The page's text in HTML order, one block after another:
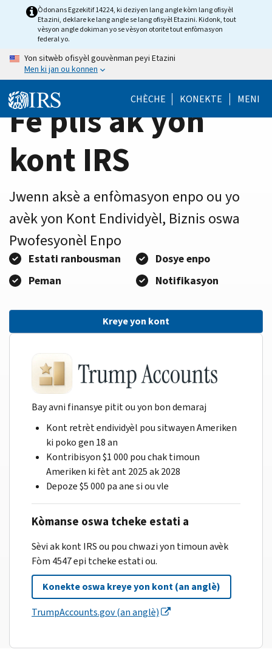
HomeÒdonans Egzekitif 14224, ki deziyen lang angle kòm lang ofisyèl
Etazini, deklare ke lang angle se lang ofisyèl Etazini. Kidonk, tout
vèsyon angle dokiman yo se vèsyon otorite tout enfòmasyon
federal yo.
Yon sitwèb ofisyèl gouvènman peyi Etazini
Men ki jan ou konnen
CHÈCHE KONEKTE MENI
Fè plis ak yon
kont IRS
Jwenn aksè a enfòmasyon enpo ou yo
avèk yon Kont Endividyèl, Biznis oswa
Pwofesyonèl Enpo
Estati ranbousman
Dosye enpo
Peman
Notifikasyon
Kreye yon kont
Bay avni finansye pitit ou yon bon demaraj
Kont retrèt endividyèl pou sitwayen Ameriken
ki poko gen 18 an
Kontribisyon $1 000 pou chak timoun
Ameriken ki fèt ant 2025 ak 2028
Depoze $5 000 pa ane si ou vle
Kòmanse oswa tcheke estati a
Sèvi ak kont IRS ou pou chwazi yon timoun avèk
Fòm 4547 epi tcheke estati ou.
Konekte oswa kreye yon kont (an anglè)
TrumpAccounts.gov (an anglè)